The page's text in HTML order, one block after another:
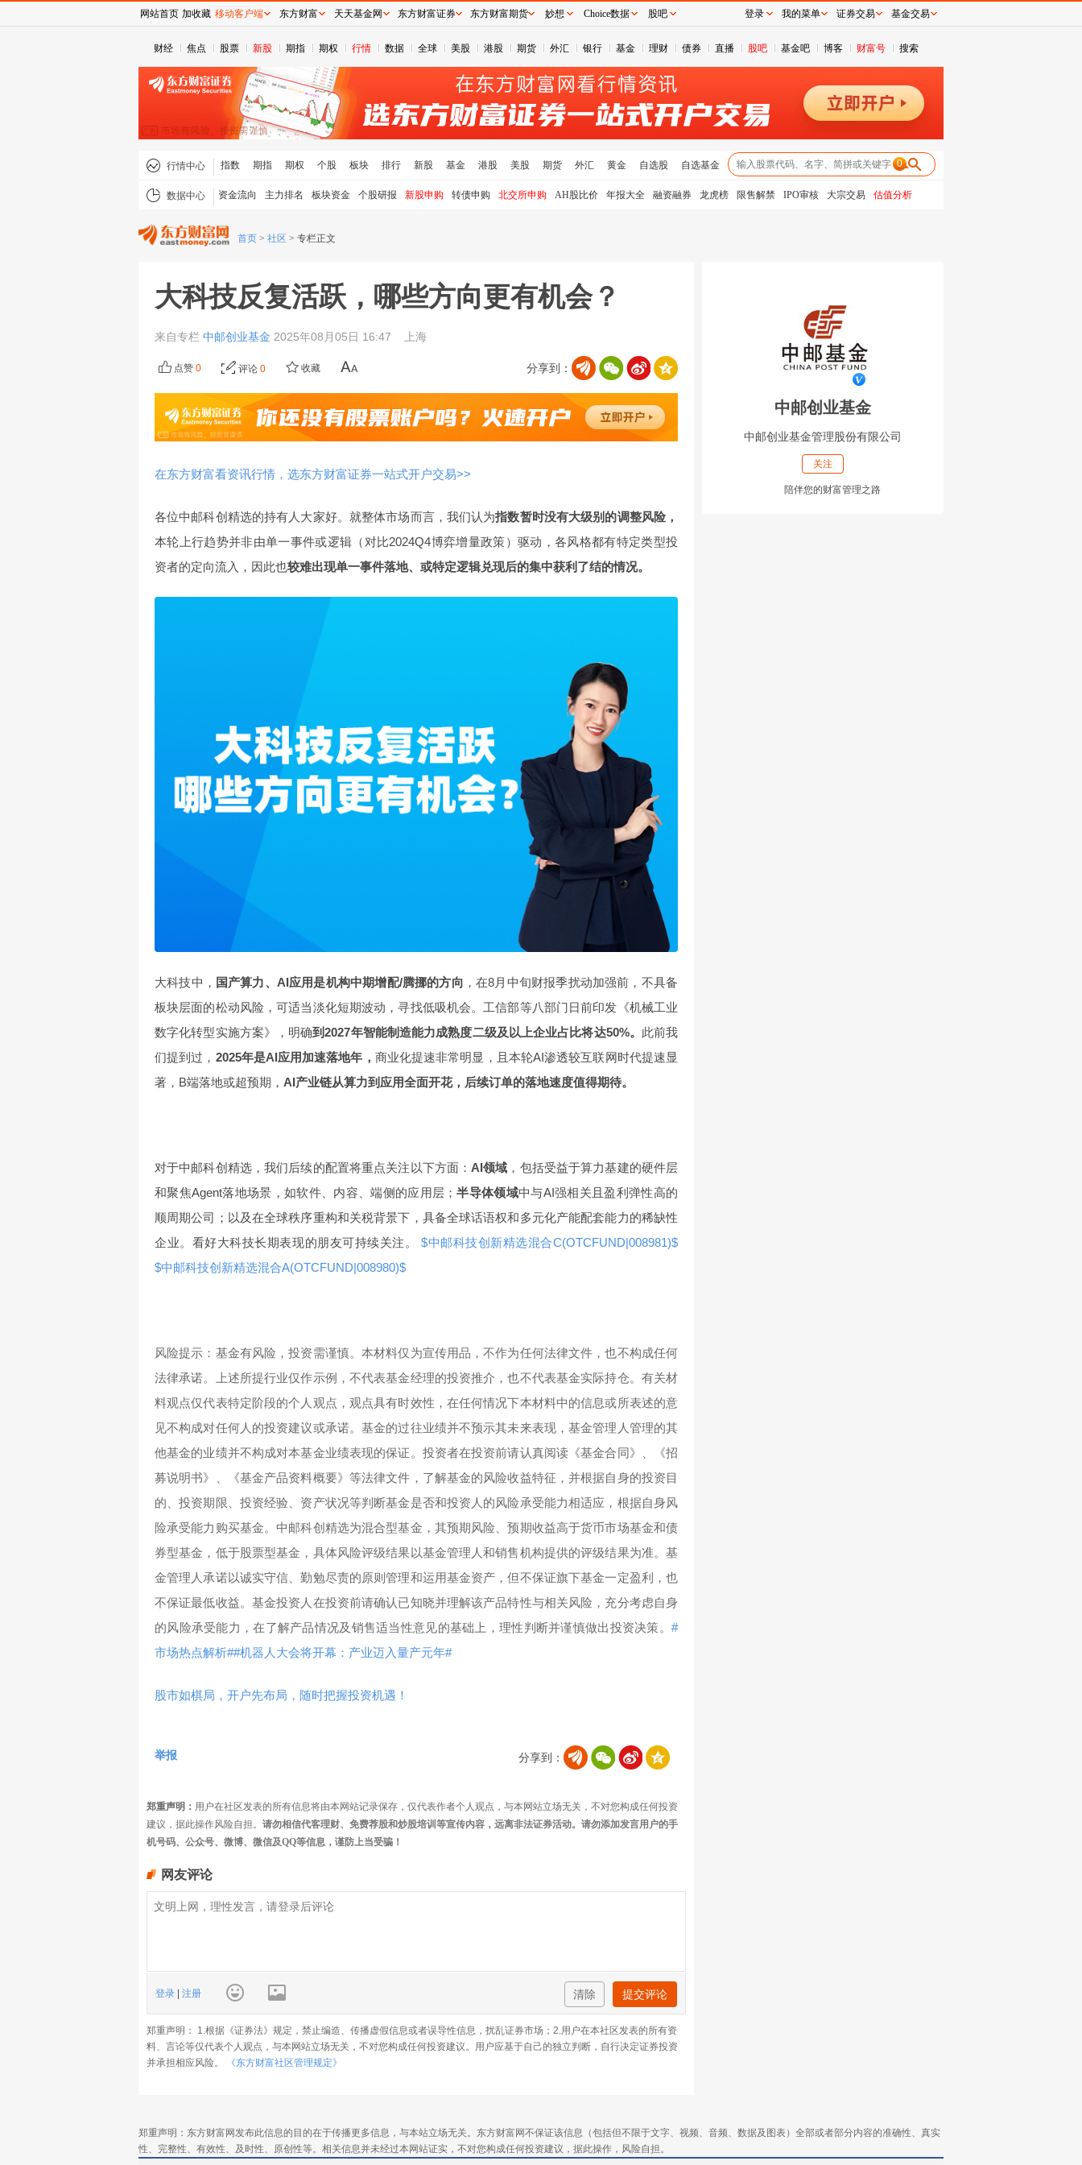
财经 焦点 股票 新股 期指 期权 行情 数据 全球 美股 港股 期货 外汇 银行 基金 理财 债券 直播 股吧 基金吧 博客 财富号 搜索
行情中心 指数 期指 期权 个股 板块 排行 新股 基金 港股 美股 期货 外汇 黄金 自选股 自选基金 0
数据中心 资金流向 主力排名 板块资金 个股研报 新股申购 转债申购 北交所申购 AH股比价 年报大全 融资融券 龙虎榜 限售解禁 IPO审核 大宗交易 估值分析
首页 > 社区 > 专栏正文
大科技反复活跃，哪些方向更有机会？
来自专栏 中邮创业基金 2025年08月05日 16:47 上海
分享到：
点赞 0 评论 0 收藏
在东方财富看资讯行情，选东方财富证券一站式开户交易>>
各位中邮科创精选的持有人大家好。就整体市场而言，我们认为指数暂时没有大级别的调整风险，
本轮上行趋势并非由单一事件或逻辑（对比2024Q4博弈增量政策）驱动，各风格都有特定类型投
资者的定向流入，因此也较难出现单一事件落地、或特定逻辑兑现后的集中获利了结的情况。
大科技中， 国产算力、AI应用是机构中期增配/腾挪的方向 ，在8月中旬财报季扰动加强前，不具备
板块层面的松动风险，可适当淡化短期波动，寻找低吸机会。工信部等八部门日前印发《机械工业
数字化转型实施方案》，明确到2027年智能制造能力成熟度二级及以上企业占比将达50%。 此前我
们提到过， 2025年是AI应用加速落地年， 商业化提速非常明显，且本轮AI渗透较互联网时代提速显
著，B端落地或超预期， AI产业链从算力到应用全面开花，后续订单的落地速度值得期待。
对于中邮科创精选，我们后续的配置将重点关注以下方面： AI领域 ，包括受益于算力基建的硬件层
和聚焦Agent落地场景，如软件、内容、端侧的应用层；半导体领域中与AI强相关且盈利弹性高的
顺周期公司；以及在全球秩序重构和关税背景下，具备全球话语权和多元化产能配套能力的稀缺性
企业。看好大科技长期表现的朋友可持续关注。
$中邮科技创新精选混合C(OTCFUND|008981)$
$中邮科技创新精选混合A(OTCFUND|008980)$
风险提示：基金有风险，投资需谨慎。本材料仅为宣传用品，不作为任何法律文件，也不构成任何
法律承诺。上述所提行业仅作示例，不代表基金经理的投资推介，也不代表基金实际持仓。有关材
料观点仅代表特定阶段的个人观点，观点具有时效性，在任何情况下本材料中的信息或所表述的意
见不构成对任何人的投资建议或承诺。基金的过往业绩并不预示其未来表现，基金管理人管理的其
他基金的业绩并不构成对本基金业绩表现的保证。投资者在投资前请认真阅读《基金合同》、《招
募说明书》、《基金产品资料概要》等法律文件，了解基金的风险收益特征，并根据自身的投资目
的、投资期限、投资经验、资产状况等判断基金是否和投资人的风险承受能力相适应，根据自身风
险承受能力购买基金。中邮科创精选为混合型基金，其预期风险、预期收益高于货币市场基金和债
券型基金，低于股票型基金，具体风险评级结果以基金管理人和销售机构提供的评级结果为准。基
金管理人承诺以诚实守信、勤勉尽责的原则管理和运用基金资产，但不保证旗下基金一定盈利，也
不保证最低收益。基金投资人在投资前请确认已知晓并理解该产品特性与相关风险，充分考虑自身
的风险承受能力，在了解产品情况及销售适当性意见的基础上，理性判断并谨慎做出投资决策。 #
市场热点解析##机器人大会将开幕：产业迈入量产元年#
股市如棋局，开户先布局，随时把握投资机遇！
分享到：
举报
郑重声明： 用户在社区发表的所有信息将由本网站记录保存，仅代表作者个人观点，与本网站立场无关，不对您构成任何投资
建议，据此操作风险自担。 请勿相信代客理财、免费荐股和炒股培训等宣传内容，远离非法证券活动。请勿添加发言用户的手
机号码、公众号、微博、微信及QQ等信息，谨防上当受骗！
网友评论
登录 | 注册 清除 提交评论
郑重声明： 1.根据《证券法》规定，禁止编造、传播虚假信息或者误导性信息，扰乱证券市场；2.用户在本社区发表的所有资
料、言论等仅代表个人观点，与本网站立场无关，不对您构成任何投资建议。用户应基于自己的独立判断，自行决定证券投资
并承担相应风险。
《东方财富社区管理规定》
中邮创业基金
中邮创业基金管理股份有限公司
关注
陪伴您的财富管理之路
郑重声明：东方财富网发布此信息的目的在于传播更多信息，与本站立场无关。东方财富网不保证该信息（包括但不限于文字、视频、音频、数据及图表）全部或者部分内容的准确性、真实
性、完整性、有效性、及时性、原创性等。相关信息并未经过本网站证实，不对您构成任何投资建议，据此操作，风险自担。
网站首页 加收藏 移动客户端 东方财富 天天基金网 东方财富证券 东方财富期货 妙想 Choice数据 股吧 登录 我的菜单 证券交易 基金交易